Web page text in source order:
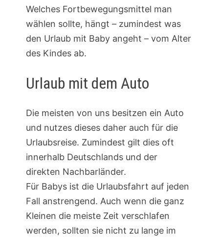
Welches Fortbewegungsmittel man
wählen sollte, hängt – zumindest was
den Urlaub mit Baby angeht – vom Alter
des Kindes ab.
Urlaub mit dem Auto
Die meisten von uns besitzen ein Auto
und nutzes dieses daher auch für die
Urlaubsreise. Zumindest gilt dies oft
innerhalb Deutschlands und der
direkten Nachbarländer.
Für Babys ist die Urlaubsfahrt auf jeden
Fall anstrengend. Auch wenn die ganz
Kleinen die meiste Zeit verschlafen
werden, sollten sie nicht zu lange im